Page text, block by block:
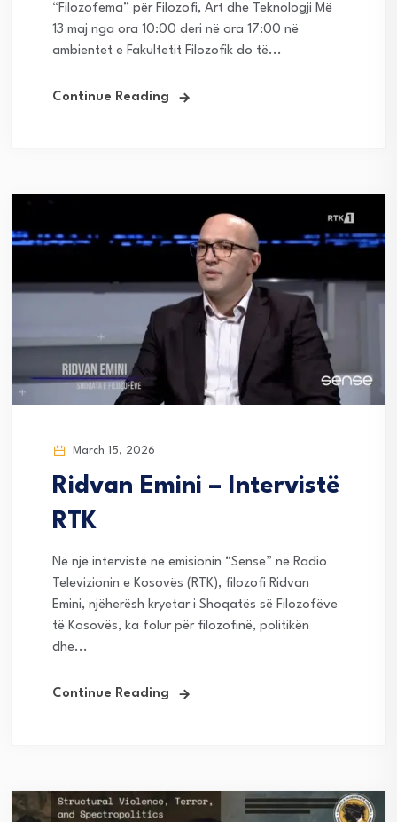
“Filozofema” për Filozofi, Art dhe Teknologji Më
13 maj nga ora 10:00 deri në ora 17:00 në
ambientet e Fakultetit Filozofik do të...
Continue Reading
March 15, 2026
Ridvan Emini – Intervistë
RTK
Në një intervistë në emisionin “Sense” në Radio
Televizionin e Kosovës (RTK), filozofi Ridvan
Emini, njëherësh kryetar i Shoqatës së Filozofëve
të Kosovës, ka folur për filozofinë, politikën
dhe...
Continue Reading